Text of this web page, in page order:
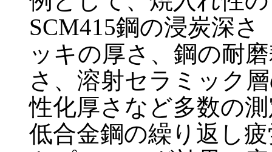
SCM415鋼の浸炭深
ッキの厚さ、鋼の耐
さ、溶射セラミック
性化厚さなど多数の
低合金鋼の繰り返し